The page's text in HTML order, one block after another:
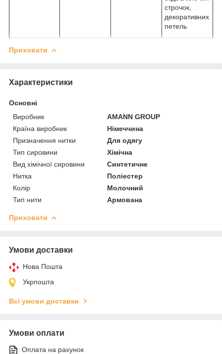
строчок,
декоративних
петель
Приховати
Характеристики
Основні
Виробник
AMANN GROUP
Країна виробник
Німеччина
Призначення нитки
Для одягу
Тип сировини
Хімічна
Вид хімічної сировини
Синтетичне
Нитка
Поліестер
Колір
Молочний
Тип нити
Армована
Приховати
Умови доставки
Нова Пошта
Укрпошта
Всі умови доставки
Умови оплати
Оплата на рахунок